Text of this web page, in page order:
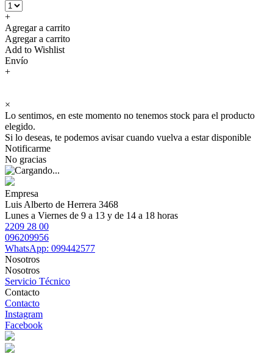
+
Agregar a carrito
Agregar a carrito
Add to Wishlist
Envío
+
×
Lo sentimos, en este momento no tenemos stock para el producto
elegido.
Si lo deseas, te podemos avisar cuando vuelva a estar disponible
Notificarme
No gracias
Empresa
Luis Alberto de Herrera 3468
Lunes a Viernes de 9 a 13 y de 14 a 18 horas
2209 28 00
096209956
WhatsApp: 099442577
Nosotros
Nosotros
Servicio Técnico
Contacto
Contacto
Instagram
Facebook